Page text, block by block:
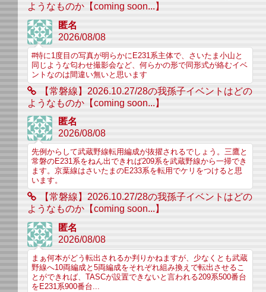
ようなものか【coming soon...】
匿名
2026/08/08
#特に1度目の写真が明らかにE231系主体で、さいたま小山と
同じような匂わせ撮影会など、何らかの形で同形式が絡むイベ
ントなのは間違い無いと思います
【常磐線】2026.10.27/28の我孫子イベントはどの
ようなものか【coming soon...】
匿名
2026/08/08
先例からして武蔵野線転用編成が抜擢されるでしょう。三鷹と
常磐のE231系をねん出できれば209系を武蔵野線から一掃でき
ます。京葉線はさいたまのE233系を転用でケリをつけると思
います。
【常磐線】2026.10.27/28の我孫子イベントはどの
ようなものか【coming soon...】
匿名
2026/08/08
まぁ何本がどう転出されるか判りかねますが、少なくとも武蔵
野線へ10両編成と5両編成をそれぞれ組み換えで転出させるこ
とができれば、TASCが設置できないと言われる209系500番台
をE231系900番台...